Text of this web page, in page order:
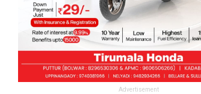
Advertisement